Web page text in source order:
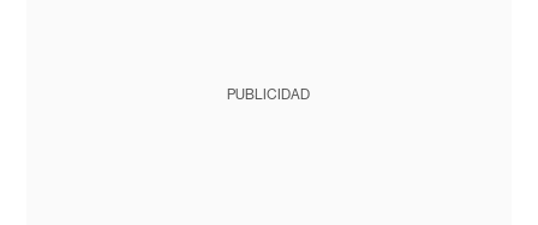
PUBLICIDAD